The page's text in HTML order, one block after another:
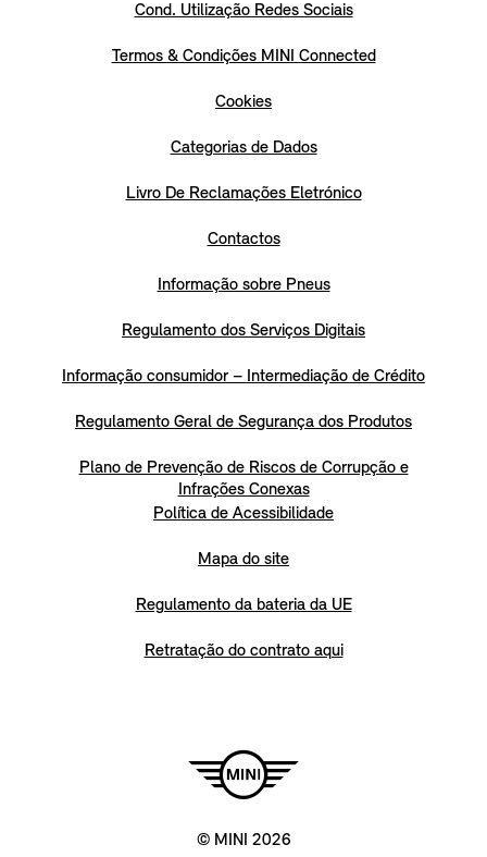
Cond. Utilização Redes Sociais
Termos & Condições MINI Connected
Cookies
Categorias de Dados
Livro De Reclamações Eletrónico
Contactos
Informação sobre Pneus
Regulamento dos Serviços Digitais
Informação consumidor – Intermediação de Crédito
Regulamento Geral de Segurança dos Produtos
Plano de Prevenção de Riscos de Corrupção e
Infrações Conexas
Política de Acessibilidade
Mapa do site
Regulamento da bateria da UE
Retratação do contrato aqui
© MINI 2026